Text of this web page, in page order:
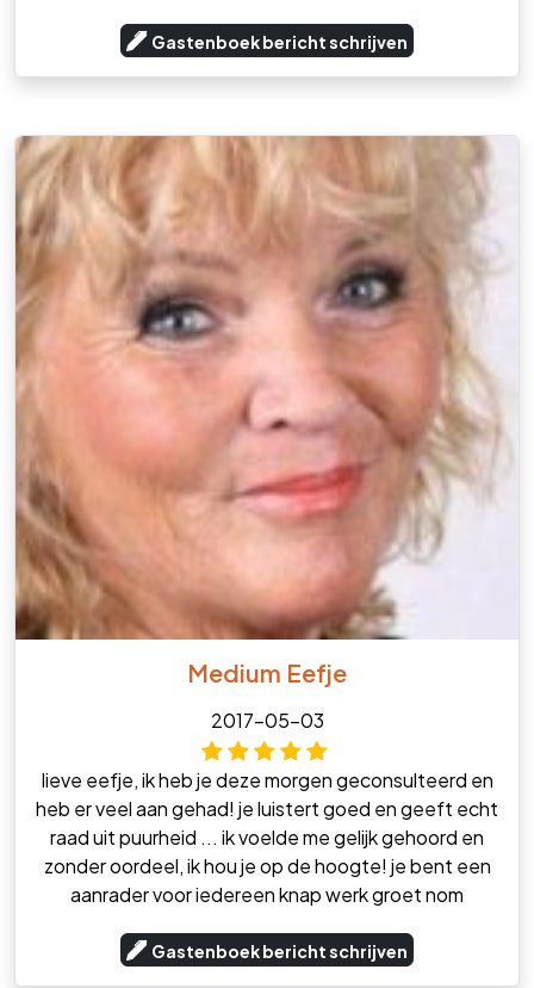
Gastenboek bericht schrijven
Medium Eefje
2017-05-03
lieve eefje, ik heb je deze morgen geconsulteerd en
heb er veel aan gehad! je luistert goed en geeft echt
raad uit puurheid ... ik voelde me gelijk gehoord en
zonder oordeel, ik hou je op de hoogte! je bent een
aanrader voor iedereen knap werk groet nom
Gastenboek bericht schrijven